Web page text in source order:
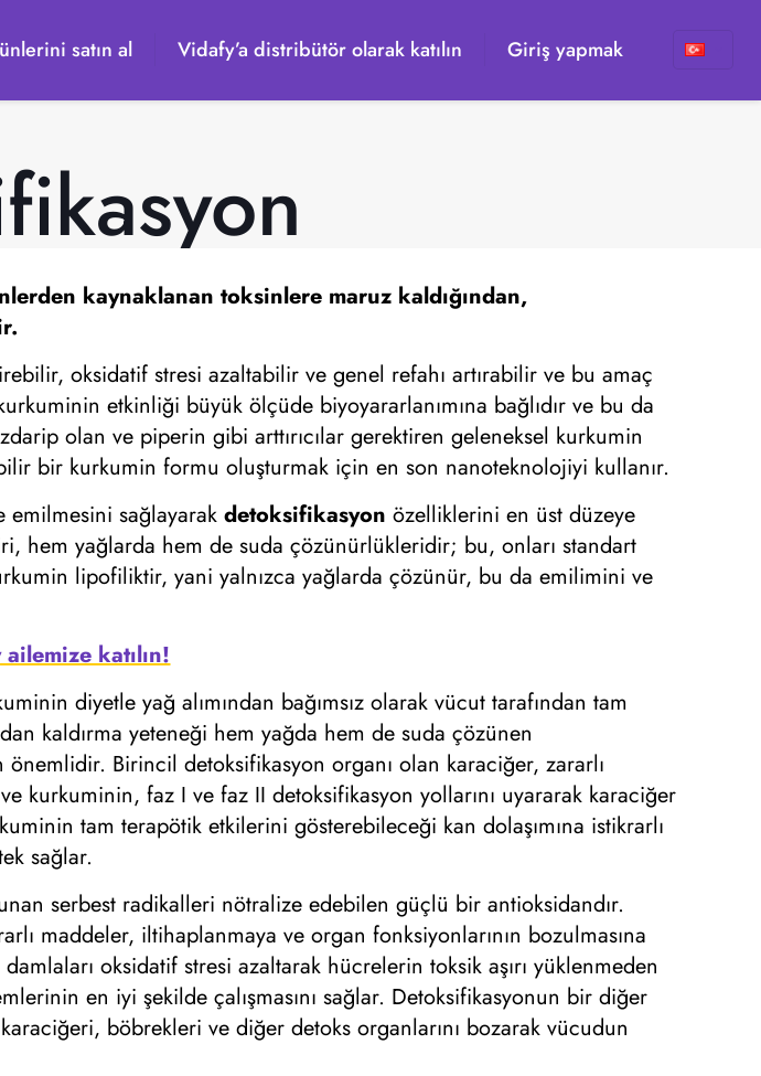
satın al Vidafy’a distribütör olarak katılın Giriş yapmak
kaynaklanan toksinlere maruz kaldığından,
oksidatif stresi azaltabilir ve genel refahı artırabilir ve bu amaç
etkinliği büyük ölçüde biyoyararlanımına bağlıdır ve bu da
olan ve piperin gibi arttırıcılar gerektiren geleneksel kurkumin
bir kurkumin formu oluşturmak için en son nanoteknolojiyi kullanır.
emilmesini sağlayarakdetoksifikasyon özelliklerini en üst düzeye
hem yağlarda hem de suda çözünürlükleridir; bu, onları standart
lipofiliktir, yani yalnızca yağlarda çözünür, bu da emilimini ve
katılın!
diyetle yağ alımından bağımsız olarak vücut tarafından tam
kaldırma yeteneği hem yağda hem de suda çözünen
önemlidir. Birincil detoksifikasyon organı olan karaciğer, zararlı
kurkuminin, faz I ve faz II detoksifikasyon yollarını uyararak karaciğer
tam terapötik etkilerini gösterebileceği kan dolaşımına istikrarlı
sağlar.
serbest radikalleri nötralize edebilen güçlü bir antioksidandır.
maddeler, iltihaplanmaya ve organ fonksiyonlarının bozulmasına
oksidatif stresi azaltarak hücrelerin toksik aşırı yüklenmeden
en iyi şekilde çalışmasını sağlar. Detoksifikasyonun bir diğer
böbrekleri ve diğer detoks organlarını bozarak vücudun